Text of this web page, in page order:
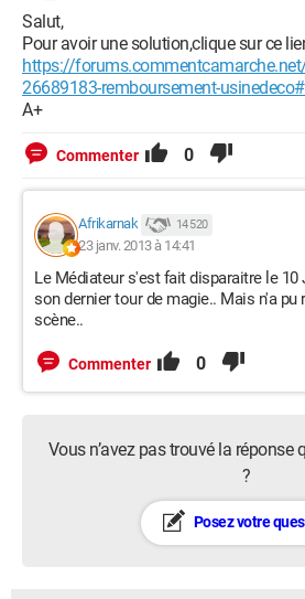
Salut,
Pour avoir une solution,clique sur ce
https://
26689183-remboursement-
A+
Commenter 0
Afrikarnak 14 520
23 janv. 2013 à 14:41
Le Médiateur s'est fait disparaitre le 10
son dernier tour de magie.. Mais n'a pu
scène..
Commenter 0
Vous n’avez pas trouvé la réponse
?
Posez votre